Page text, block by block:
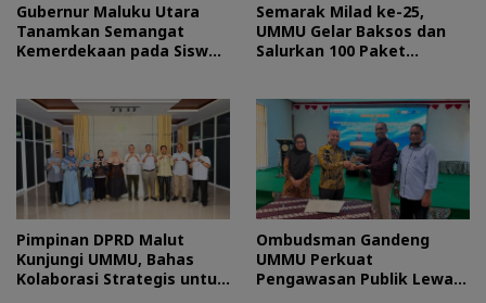
Gubernur Maluku Utara
Tanamkan Semangat
Kemerdekaan pada Siswa
Semarak Milad ke-25,
UMMU Gelar Baksos dan
Salurkan 100 Paket
Pimpinan DPRD Malut
Kunjungi UMMU, Bahas
Kolaborasi Strategis untuk
Ombudsman Gandeng
UMMU Perkuat
Pengawasan Publik Lewat